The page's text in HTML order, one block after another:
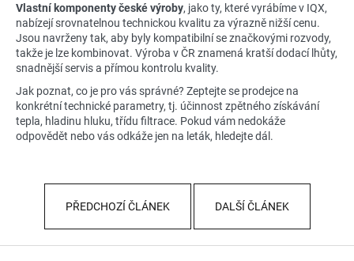
Vlastní komponenty české výroby, jako ty, které vyrábíme v IQX,
nabízejí srovnatelnou technickou kvalitu za výrazně nižší cenu.
Jsou navrženy tak, aby byly kompatibilní se značkovými rozvody,
takže je lze kombinovat. Výroba v ČR znamená kratší dodací lhůty,
snadnější servis a přímou kontrolu kvality.
Jak poznat, co je pro vás správné? Zeptejte se prodejce na
konkrétní technické parametry, tj. účinnost zpětného získávání
tepla, hladinu hluku, třídu filtrace. Pokud vám nedokáže
odpovědět nebo vás odkáže jen na leták, hledejte dál.
PŘEDCHOZÍ ČLÁNEK DALŠÍ ČLÁNEK